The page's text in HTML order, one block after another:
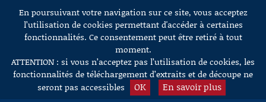
Aller au contenu
En poursuivant votre navigation sur ce site, vous acceptez
l’utilisation de cookies permettant d'accéder à certaines
fonctionnalités. Ce consentement peut être retiré à tout
moment.
ATTENTION : si vous n’acceptez pas l’utilisation de cookies, les
fonctionnalités de téléchargement d’extraits et de découpe ne
seront pas accessibles
OK En savoir plus